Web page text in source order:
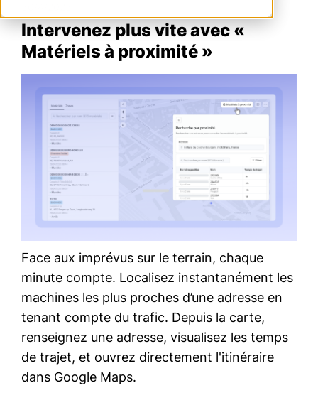
Intervenez plus vite avec «
Matériels à proximité »
Face aux imprévus sur le terrain, chaque
minute compte. Localisez instantanément les
machines les plus proches d’une adresse en
tenant compte du trafic. Depuis la carte,
renseignez une adresse, visualisez les temps
de trajet, et ouvrez directement l'itinéraire
dans Google Maps.